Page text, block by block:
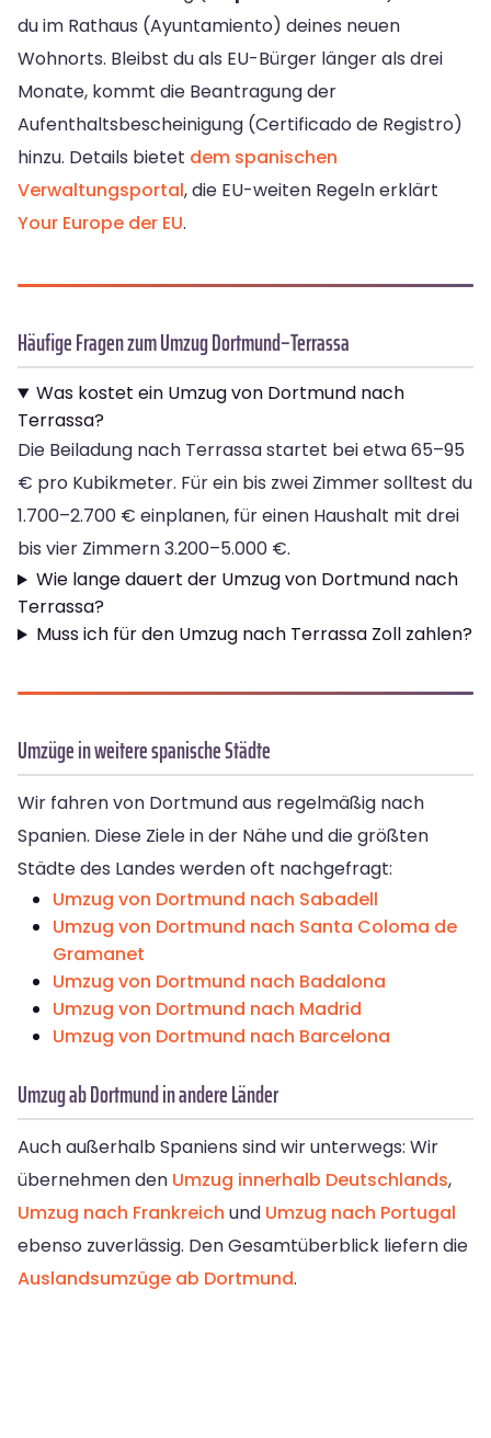
du im Rathaus (Ayuntamiento) deines neuen
Wohnorts. Bleibst du als EU-Bürger länger als drei
Monate, kommt die Beantragung der
Aufenthaltsbescheinigung (Certificado de Registro)
hinzu. Details bietet dem spanischen
Verwaltungsportal, die EU-weiten Regeln erklärt
Your Europe der EU.
Häufige Fragen zum Umzug Dortmund–Terrassa
Was kostet ein Umzug von Dortmund nach
Terrassa?
Die Beiladung nach Terrassa startet bei etwa 65–95
€ pro Kubikmeter. Für ein bis zwei Zimmer solltest du
1.700–2.700 € einplanen, für einen Haushalt mit drei
bis vier Zimmern 3.200–5.000 €.
Wie lange dauert der Umzug von Dortmund nach
Terrassa?
Muss ich für den Umzug nach Terrassa Zoll zahlen?
Umzüge in weitere spanische Städte
Wir fahren von Dortmund aus regelmäßig nach
Spanien. Diese Ziele in der Nähe und die größten
Städte des Landes werden oft nachgefragt:
Umzug von Dortmund nach Sabadell
Umzug von Dortmund nach Santa Coloma de
Gramanet
Umzug von Dortmund nach Badalona
Umzug von Dortmund nach Madrid
Umzug von Dortmund nach Barcelona
Umzug ab Dortmund in andere Länder
Auch außerhalb Spaniens sind wir unterwegs: Wir
übernehmen den Umzug innerhalb Deutschlands,
Umzug nach Frankreich und Umzug nach Portugal
ebenso zuverlässig. Den Gesamtüberblick liefern die
Auslandsumzüge ab Dortmund.